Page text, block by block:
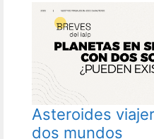
Asteroides
dos mundos